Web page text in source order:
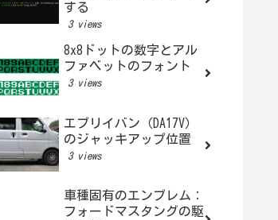
する
3 views
8x8ドットの数字とアル
ファベットのフォント
3 views
エブリイバン（DA17V）
のジャッキアップ位置
3 views
車種固有のエンブレム：
フォードマスタングの駆